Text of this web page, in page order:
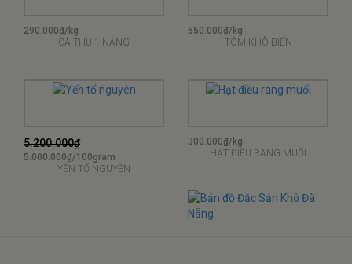
290.000₫/kg
CÁ THU 1 NẮNG
550.000₫/kg
TÔM KHÔ BIỂN
5.200.000₫
5.000.000₫/100gram
YẾN TỔ NGUYÊN
300.000₫/kg
HẠT ĐIỀU RANG MUỐI